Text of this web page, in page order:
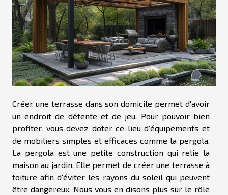
Créer une terrasse dans son domicile permet d'avoir
un endroit de détente et de jeu. Pour pouvoir bien
profiter, vous devez doter ce lieu d'équipements et
de mobiliers simples et efficaces comme la pergola.
La pergola est une petite construction qui relie la
maison au jardin. Elle permet de créer une terrasse à
toiture afin d'éviter les rayons du soleil qui peuvent
être dangereux. Nous vous en disons plus sur le rôle